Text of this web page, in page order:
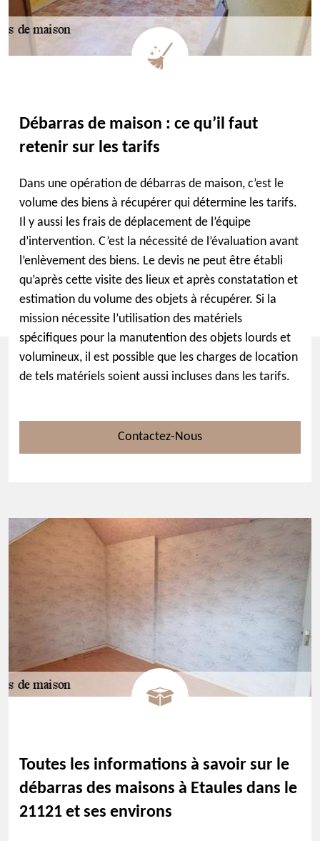
Débarras de maison : ce qu’il faut
retenir sur les tarifs
Dans une opération de débarras de maison, c’est le
volume des biens à récupérer qui détermine les tarifs.
Il y aussi les frais de déplacement de l’équipe
d’intervention. C’est la nécessité de l’évaluation avant
l’enlèvement des biens. Le devis ne peut être établi
qu’après cette visite des lieux et après constatation et
estimation du volume des objets à récupérer. Si la
mission nécessite l’utilisation des matériels
spécifiques pour la manutention des objets lourds et
volumineux, il est possible que les charges de location
de tels matériels soient aussi incluses dans les tarifs.
Contactez-Nous
Toutes les informations à savoir sur le
débarras des maisons à Etaules dans le
21121 et ses environs